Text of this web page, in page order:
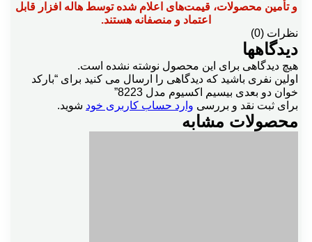
و تأمین محصولات، قیمت‌های اعلام شده توسط هاله افزار قابل
اعتماد و منصفانه هستند.
نظرات (0)
دیدگاهها
هیچ دیدگاهی برای این محصول نوشته نشده است.
اولین نفری باشید که دیدگاهی را ارسال می کنید برای “بارکد
خوان دو بعدی بیسیم اکسیوم مدل 8223”
برای ثبت نقد و بررسی وارد حساب کاربری خود شوید.
محصولات مشابه